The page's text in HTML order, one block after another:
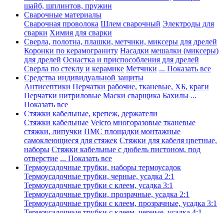
шайб, шплинтов, пружин
Сварочные материалы
Сварочная проволока Шлем сварочный Электроды для
сварки Химия для сварки
Сверла, полотна, плашки, метчики, миксеры для дрелей
Коронки по керамограниту Насадки мешалки (миксеры)
для дрелей Оснастка и приспособления для дрелей
Сверла по стеклу и керамике Метчики ... Показать все
Средства индивидуальной защиты
Антисептики Перчатки рабочие, тканевые, ХБ, краги
Перчатки нитриловые Маски сварщика Бахилы ...
Показать все
Стяжки кабельные, крепеж, держатели
Стяжки кабельные Velcro многоразовые тканевые
стяжки, липучки ПМС площадки монтажные
самоклеющиеся для стяжек Стяжки для кабеля цветные,
наборы Стяжки кабельные с дюбель пистоном, под
отверстие ... Показать все
Термоусадочные трубки, наборы термоусадок
Термоусадочные трубки, черные, усадка 2:1
Термоусадочные трубки с клеем, усадка 3:1
Термоусадочные трубки, прозрачные, усадка 2:1
Термоусадочные трубки с клеем, прозрачные, усадка 3:1